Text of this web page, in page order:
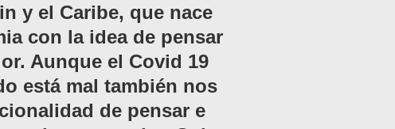
y el Caribe, que nace
con la idea de pensar
Aunque el Covid 19
está mal también nos
de pensar e